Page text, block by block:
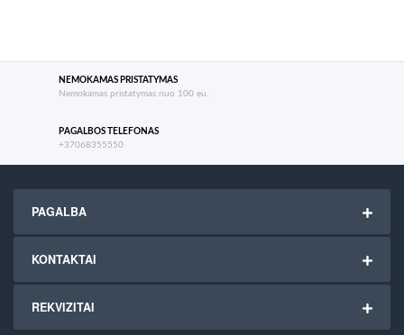
NEMOKAMAS PRISTATYMAS
Nemokamas pristatymas nuo 100 eu.
PAGALBOS TELEFONAS
+37068355550
PAGALBA
KONTAKTAI
REKVIZITAI